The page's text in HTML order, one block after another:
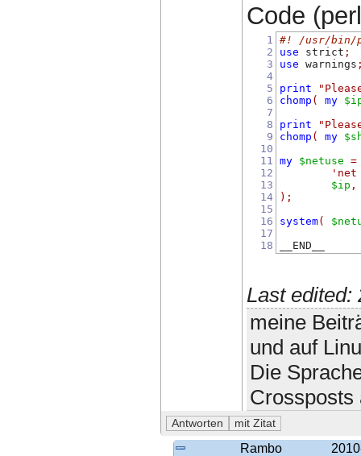
Code
1
2
3
4
5
6
7
8
9
10
11
12
13
14
15
16
17
18
#! /usr/bin/
use strict ;
use warnings
print
chomp ( my
print
chomp ( my
my $netuse
=
'net
$ip ,
);
system(
__END__
Last edited:
meine
und auf
Die
Rambo